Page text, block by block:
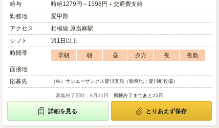
給与
時給1279円～1598円＋交通費支給
勤務地
愛甲郡
アクセス
相模線 原当麻駅
シフト
週1日以上
時間帯
早朝 朝 昼 夕方 夜
夜勤
面接地
応募先
（株）サンエーサンクス愛川支店（勤務地：愛川町役場）
募集終了日時：8月31日 掲載終了まであと25日
詳細を見る とりあえず保存